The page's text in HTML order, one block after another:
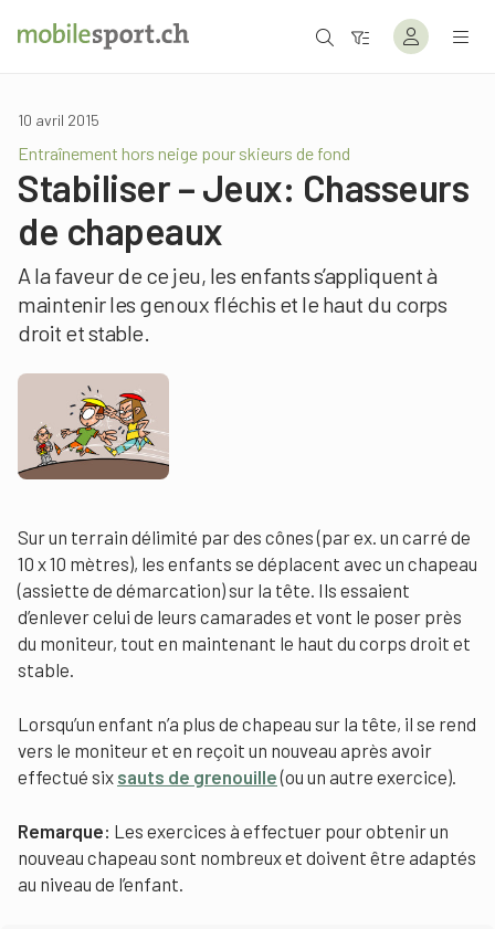
10 avril 2015
Entraînement hors neige pour skieurs de fond
Stabiliser – Jeux: Chasseurs
de chapeaux
A la faveur de ce jeu, les enfants s’appliquent à
maintenir les genoux fléchis et le haut du corps
droit et stable.
Sur un terrain délimité par des cônes (par ex. un carré de
10 x 10 mètres), les enfants se déplacent avec un chapeau
(assiette de démarcation) sur la tête. Ils essaient
d’enlever celui de leurs camarades et vont le poser près
du moniteur, tout en maintenant le haut du corps droit et
stable.
Lorsqu’un enfant n’a plus de chapeau sur la tête, il se rend
vers le moniteur et en reçoit un nouveau après avoir
effectué six sauts de grenouille(ou un autre exercice).
Remarque: Les exercices à effectuer pour obtenir un
nouveau chapeau sont nombreux et doivent être adaptés
au niveau de l’enfant.